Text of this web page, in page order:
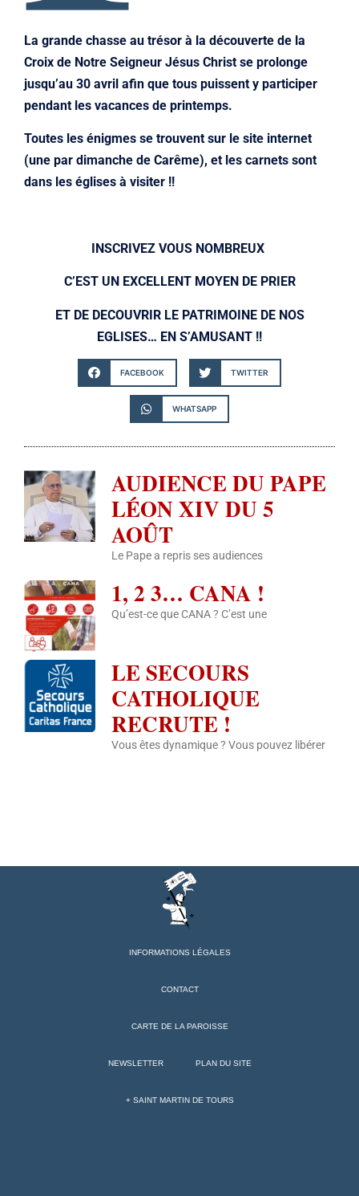
La grande chasse au trésor à la découverte de la
Croix de Notre Seigneur Jésus Christ se prolonge
jusqu’au 30 avril afin que tous puissent y participer
pendant les vacances de printemps.
Toutes les énigmes se trouvent sur le site internet
(une par dimanche de Carême), et les carnets sont
dans les églises à visiter !!
INSCRIVEZ VOUS NOMBREUX
C’EST UN EXCELLENT MOYEN DE PRIER
ET DE DECOUVRIR LE PATRIMOINE DE NOS
EGLISES… EN S’AMUSANT !!
FACEBOOK TWITTER
WHATSAPP
AUDIENCE DU PAPE
LÉON XIV DU 5
AOÛT
Le Pape a repris ses audiences
1, 2 3… CANA !
Qu’est-ce que CANA ? C’est une
LE SECOURS
CATHOLIQUE
RECRUTE !
Vous êtes dynamique ? Vous pouvez libérer
INFORMATIONS LÉGALES
CONTACT
CARTE DE LA PAROISSE
NEWSLETTER PLAN DU SITE
+ SAINT MARTIN DE TOURS